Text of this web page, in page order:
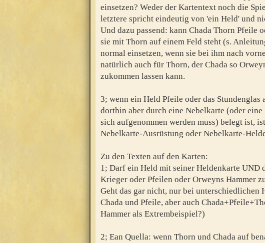
einsetzen? Weder der Kartentext noch die
letztere spricht eindeutig von 'ein Held' und
Und dazu passend: kann Chada Thorn Pfeile
sie mit Thorn auf einem Feld steht (s.
normal einsetzen, wenn sie bei ihm nach
natürlich auch für Thorn, der Chada so
zukommen lassen kann.
3; wenn ein Held Pfeile oder das Stundenglas
dorthin aber durch eine Nebelkarte (oder
sich aufgenommen werden muss) belegt ist,
Nebelkarte-Ausrüstung oder Nebelkarte-
Zu den Texten auf den Karten:
1; Darf ein Held mit seiner Heldenkarte UND
Krieger oder Pfeilen oder Orweyns Hammer
Geht das gar nicht, nur bei unterschiedlichen
Chada und Pfeile, aber auch
Hammer als Extrembeispiel?)
2; Ean Quella: wenn Thorn und Chada auf